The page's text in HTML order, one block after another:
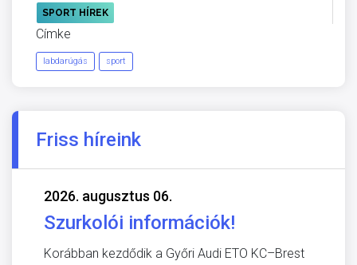
SPORT HÍREK
Címke
labdarúgás sport
Friss híreink
2026. augusztus 06.
Szurkolói információk!
Korábban kezdődik a Győri Audi ETO KC–Brest